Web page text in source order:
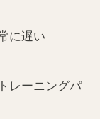
に遅い
レーニングパ